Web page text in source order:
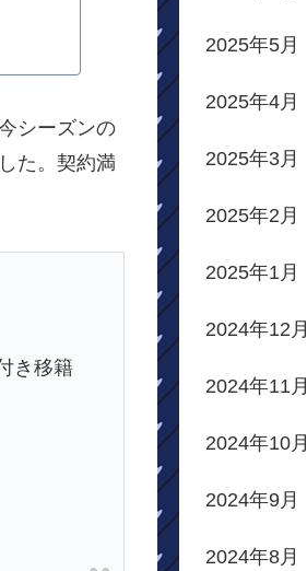
シーズンの
た。契約満
き移籍
2025年5月
2025年4月
2025年3月
2025年2月
2025年1月
2024年12月
2024年11月
2024年10月
2024年9月
2024年8月